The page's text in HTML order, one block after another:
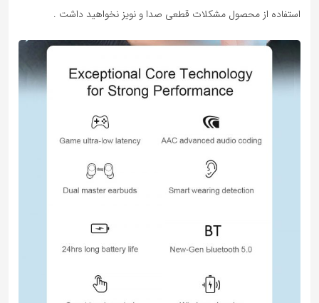
استفاده از محصول مشکلات قطعی صدا و نویز نخواهید داشت .